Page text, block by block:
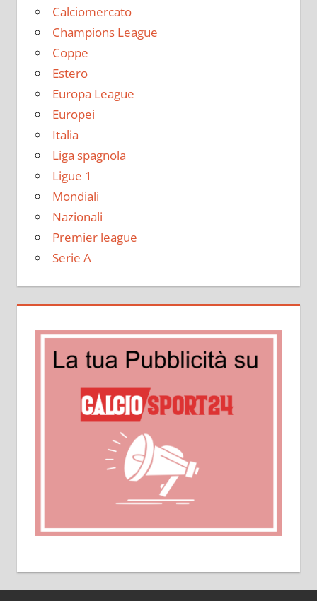
Calciomercato
Champions League
Coppe
Estero
Europa League
Europei
Italia
Liga spagnola
Ligue 1
Mondiali
Nazionali
Premier league
Serie A